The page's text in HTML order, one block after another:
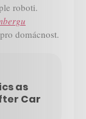
roboti.
domácnost.
as
Car